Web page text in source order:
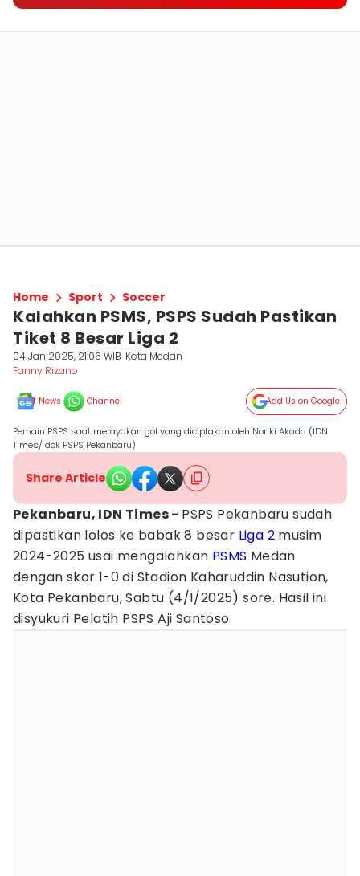
Home Sport Soccer
Kalahkan PSMS, PSPS Sudah Pastikan
Tiket 8 Besar Liga 2
04 Jan 2025, 21:06 WIB Kota Medan
Fanny Rizano
News Channel Add Us on Google
Pemain PSPS saat merayakan gol yang diciptakan oleh Noriki Akada (IDN
Times/ dok PSPS Pekanbaru)
Share Article
Pekanbaru, IDN Times - PSPS Pekanbaru sudah
dipastikan lolos ke babak 8 besar Liga 2 musim
2024-2025 usai mengalahkan PSMS Medan
dengan skor 1-0 di Stadion Kaharuddin Nasution,
Kota Pekanbaru, Sabtu (4/1/2025) sore. Hasil ini
disyukuri Pelatih PSPS Aji Santoso.